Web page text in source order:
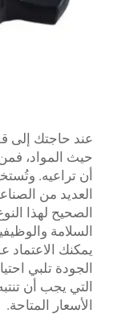
عند حاجتك إلى
حيث المواد،
أن تراعيه.
العديد من
الصحيح لهذا
السلامة
يمكنك الاعتماد
الجودة تلبي
التي يجب أن
الأسعار المتاحة.